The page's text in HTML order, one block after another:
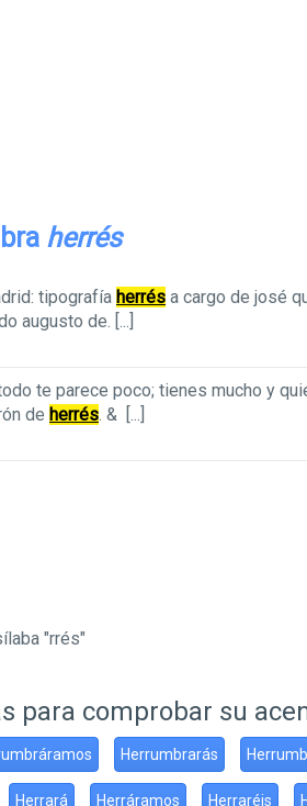
herrés
tipografía herrés a cargo de josé
augusto de. [...]
te parece poco; tienes mucho y
de herrés. & [...]
"rrés"
para comprobar su
Herrumbrarás
Herrará Herráramos Herraréis